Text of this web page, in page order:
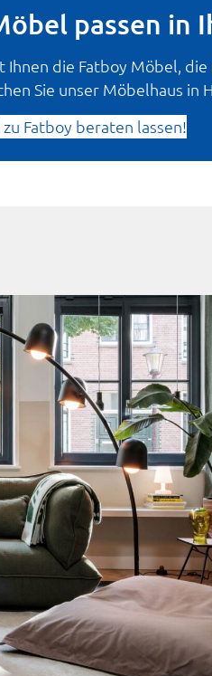
passen in
die Fatboy Möbel,
Sie unser Möbelhaus in
Fatboy beraten lassen!